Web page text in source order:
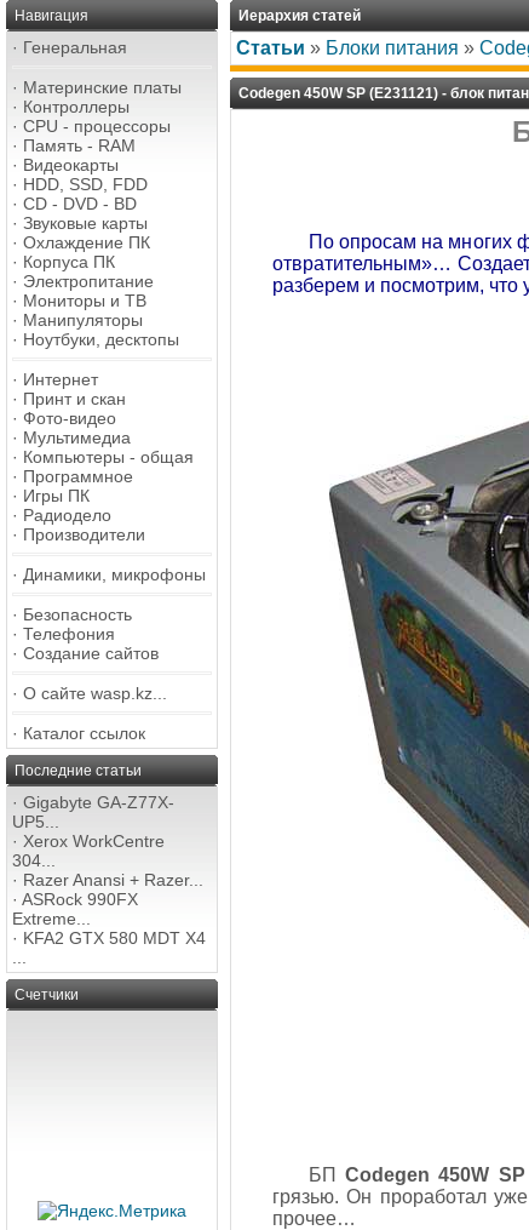
Навигация
· Генеральная
· Материнские платы
· Контроллеры
· CPU - процессоры
· Память - RAM
· Видеокарты
· HDD, SSD, FDD
· CD - DVD - BD
· Звуковые карты
· Охлаждение ПК
· Корпуса ПК
· Электропитание
· Мониторы и ТВ
· Манипуляторы
· Ноутбуки, десктопы
· Интернет
· Принт и скан
· Фото-видео
· Мультимедиа
· Компьютеры - общая
· Программное
· Игры ПК
· Радиодело
· Производители
· Динамики, микрофоны
· Безопасность
· Телефония
· Создание сайтов
· О сайте wasp.kz...
· Каталог ссылок
Последние статьи
· Gigabyte GA-Z77X-
UP5...
· Xerox WorkCentre
304...
· Razer Anansi + Razer...
· ASRock 990FX
Extreme...
· KFA2 GTX 580 MDT X4
Счетчики
Иерархия статей
Статьи » Блоки питания »
Codegen 450W SP (E231121) - блок
По опросам на многих
отвратительным»…
разберем и посмотрим, что
БПCodegen 450W SP
грязью. Он проработал
прочее…